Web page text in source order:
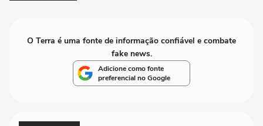
O Terra é uma fonte de informação confiável e combate
fake news.
Adicione como fonte
preferencial no Google